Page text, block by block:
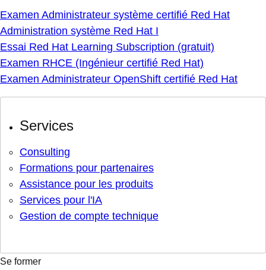
Examen Administrateur système certifié Red Hat
Administration système Red Hat I
Essai Red Hat Learning Subscription (gratuit)
Examen RHCE (Ingénieur certifié Red Hat)
Examen Administrateur OpenShift certifié Red Hat
Services
Consulting
Formations pour partenaires
Assistance pour les produits
Services pour l'IA
Gestion de compte technique
Se former